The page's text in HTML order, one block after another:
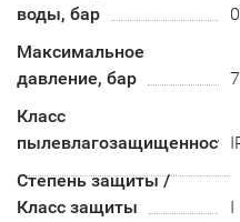
воды, бар
Максимальное
давление, бар
7
Класс
пылевлагозащищенности
Степень защиты /
Класс защиты
I